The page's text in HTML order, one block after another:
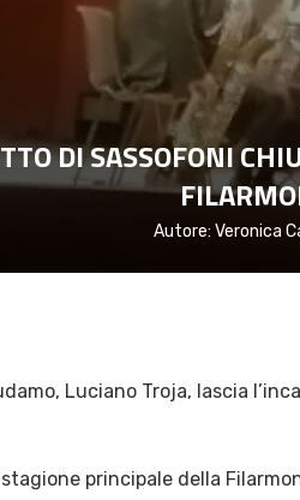
DI SASSOFONI
Autore: Veronica
Luciano Troja, lascia
principale della